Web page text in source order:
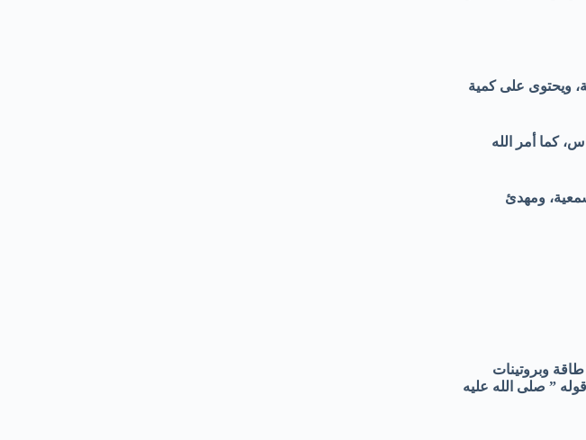
ويحتوى على كمية
كما أمر الله
ومهدئ
طاقة وبروتينات
” صلى الله عليه